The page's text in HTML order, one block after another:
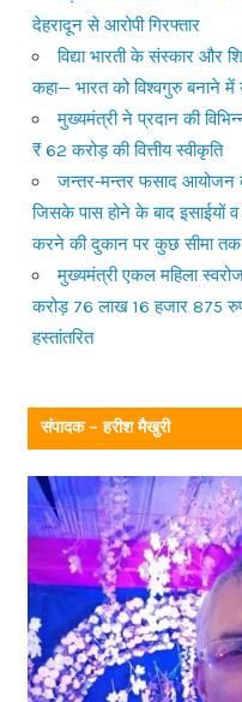
देहरादून से आरोपी गिरफ्तार
विद्या भारती के संस्कार और
कहा— भारत को विश्वगुरु बनाने में
मुख्यमंत्री ने प्रदान की
₹ 62 करोड़ की वित्तीय स्वीकृति
जन्तर-मन्तर फसाद आयोजन
जिसके पास होने के बाद इसाईयों व
करने की दुकान पर कुछ सीमा
मुख्यमंत्री एकल महिला
करोड़ 76 लाख 16 हजार 875
हस्तांतरित
संपादक – हरीश मैखुरी